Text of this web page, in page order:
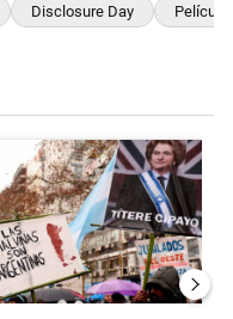
Disclosure Day Película
"Las inconsistencias de
Un artículo de tendencia